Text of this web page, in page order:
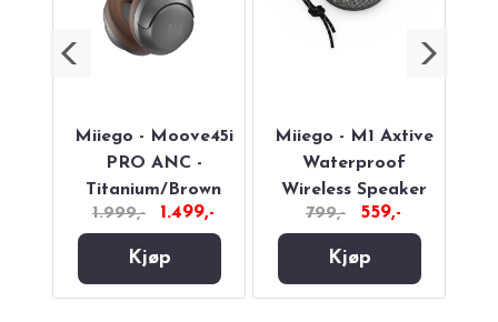
Miiego - Moove45i
PRO ANC -
Titanium/Brown
1.999,-
1.499,-
Kjøp
Miiego - M1 Axtive
Waterproof
Wireless Speaker
799,-
559,-
Kjøp